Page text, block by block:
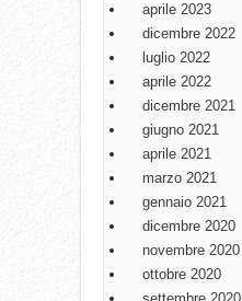
aprile 2023
dicembre 2022
luglio 2022
aprile 2022
dicembre 2021
giugno 2021
aprile 2021
marzo 2021
gennaio 2021
dicembre 2020
novembre 2020
ottobre 2020